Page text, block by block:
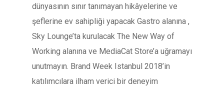
dünyasının sınır tanımayan hikâyelerine ve
şeflerine ev sahipliği yapacak Gastro alanına ,
Sky Lounge’ta kurulacak The New Way of
Working alanına ve MediaCat Store’a uğramayı
unutmayın. Brand Week Istanbul 2018’in
katılımcılara ilham verici bir deneyim